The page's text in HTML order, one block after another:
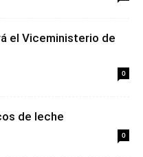
el Viceministerio de
0
de leche
0